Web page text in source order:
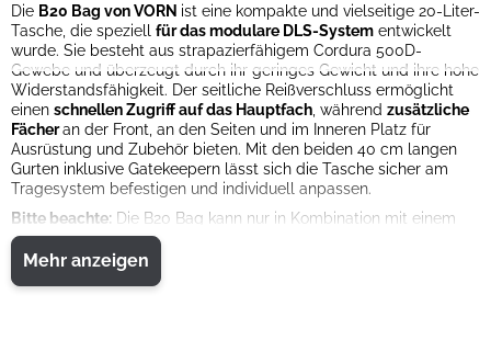
Die B20 Bag von VORN ist eine kompakte und vielseitige 20-Liter-
Tasche, die speziell für das modulare DLS-System entwickelt
wurde. Sie besteht aus strapazierfähigem Cordura 500D-
Gewebe und überzeugt durch ihr geringes Gewicht und ihre hohe
Widerstandsfähigkeit. Der seitliche Reißverschluss ermöglicht
einen schnellen Zugriff auf das Hauptfach , während zusätzliche
Fächeran der Front, an den Seiten und im Inneren Platz für
Ausrüstung und Zubehör bieten. Mit den beiden 40 cm langen
Gurten inklusive Gatekeepern lässt sich die Tasche sicher am
Tragesystem befestigen und individuell anpassen.
Bitte beachte: Die B20 Bag kann nur in Kombination mit einem
Tragesystem oder Schultergurten
werden. So bleibt sie modular, flexibel und perfekt auf Deinen
Einsatz abgestimmt.
Mehr anzeigen